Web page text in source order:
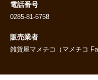
電話番号
0285-81-6758
販売業者
雑貨屋マメチコ（マメチコ